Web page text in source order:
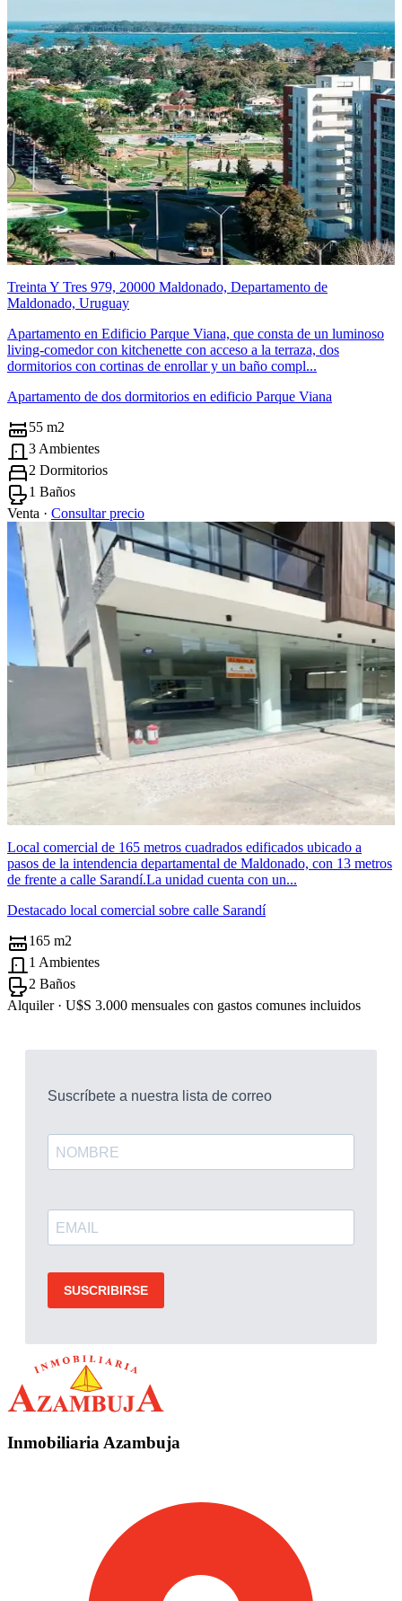
Treinta Y Tres 979, 20000 Maldonado, Departamento de
Maldonado, Uruguay
Apartamento en Edificio Parque Viana, que consta de un luminoso
living-comedor con kitchenette con acceso a la terraza, dos
dormitorios con cortinas de enrollar y un baño compl...
Apartamento de dos dormitorios en edificio Parque Viana
55 m2
3 Ambientes
2 Dormitorios
1 Baños
Venta · Consultar precio
Local comercial de 165 metros cuadrados edificados ubicado a
pasos de la intendencia departamental de Maldonado, con 13 metros
de frente a calle Sarandí.La unidad cuenta con un...
Destacado local comercial sobre calle Sarandí
165 m2
1 Ambientes
2 Baños
Alquiler · U$S 3.000 mensuales con gastos comunes incluidos
Inmobiliaria Azambuja